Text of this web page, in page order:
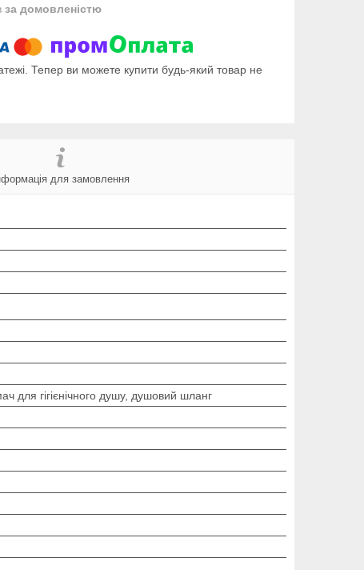
за домовленістю
Тепер ви можете купити будь-який товар не
для замовлення
для гігієнічного душу, душовий шланг